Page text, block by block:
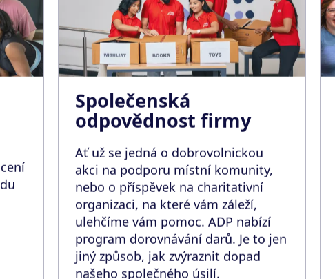
Společenská
odpovědnost firmy
Ať už se jedná o dobrovolnickou
akci na podporu místní komunity,
nebo o příspěvek na charitativní
organizaci, na které vám záleží,
ulehčíme vám pomoc. ADP nabízí
program dorovnávání darů. Je to jen
jiný způsob, jak zvýraznit dopad
našeho společného úsilí.